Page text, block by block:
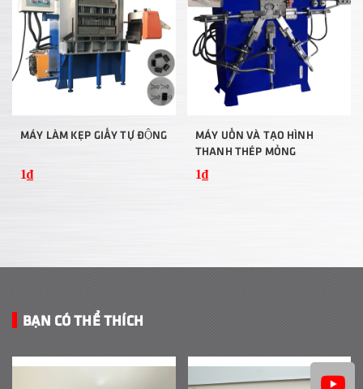
MÁY LÀM KẸP GIẤY TỰ ĐỘNG
1₫
MÁY UỐN VÀ TẠO HÌNH
THANH THÉP MỎNG
1₫
BẠN CÓ THỂ THÍCH